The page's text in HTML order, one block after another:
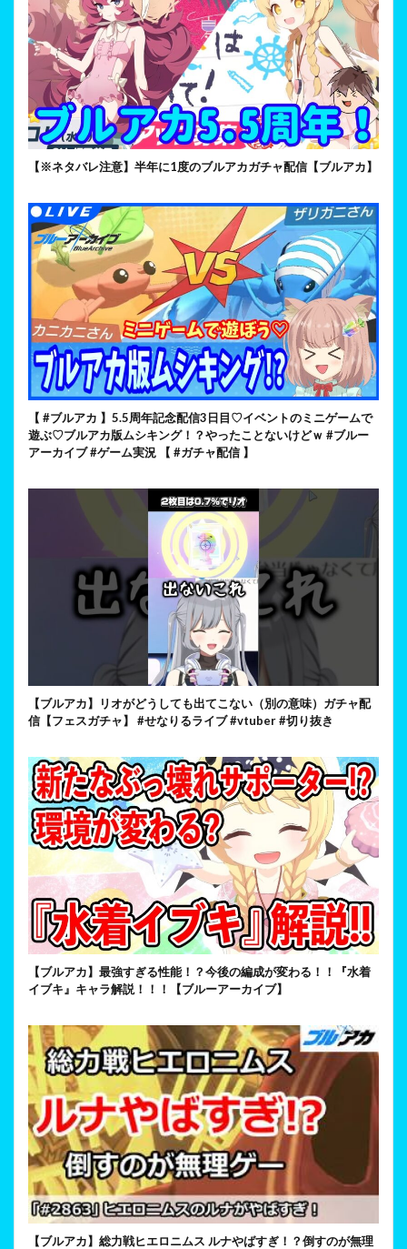
【※ネタバレ注意】半年に1度のブルアカガチャ配信【ブルアカ】
【 #ブルアカ 】5.5周年記念配信3日目♡イベントのミニゲームで
遊ぶ♡ブルアカ版ムシキング！？やったことないけどｗ #ブルー
アーカイブ #ゲーム実況 【 #ガチャ配信 】
【ブルアカ】リオがどうしても出てこない（別の意味）ガチャ配
信【フェスガチャ】 #せなりるライブ #vtuber #切り抜き
【ブルアカ】最強すぎる性能！？今後の編成が変わる！！『水着
イブキ』キャラ解説！！！【ブルーアーカイブ】
【ブルアカ】総力戦ヒエロニムス ルナやばすぎ！？倒すのが無理